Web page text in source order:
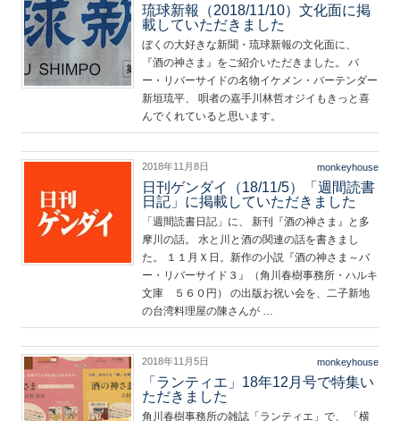
琉球新報（2018/11/10）文化面に掲
載していただきました
ぼくの大好きな新聞・琉球新報の文化面に、
『酒の神さま』をご紹介いただきました。 バ
ー・リバーサイドの名物イケメン・バーテンダー
新垣琉平、 唄者の嘉手川林哲オジイもきっと喜
んでくれていると思います。
2018年11月8日 monkeyhouse
日刊ゲンダイ（18/11/5）「週間読書
日記」に掲載していただきました
「週間読書日記」に、 新刊『酒の神さま』と多
摩川の話。 水と川と酒の関連の話を書きまし
た。 １１月Ｘ日。新作の小説『酒の神さま～バ
ー・リバーサイド３』（角川春樹事務所・ハルキ
文庫 ５６０円） の出版お祝い会を、二子新地
の台湾料理屋の陳さんが …
2018年11月5日 monkeyhouse
「ランティエ」18年12月号で特集い
ただきました
角川春樹事務所の雑誌「ランティエ」で、 「横